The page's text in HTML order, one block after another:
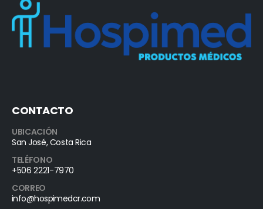
CONTACTO
UBICACIÓN
San José, Costa Rica
TELÉFONO
+506 2221-7970
CORREO
info@hospimedcr.com